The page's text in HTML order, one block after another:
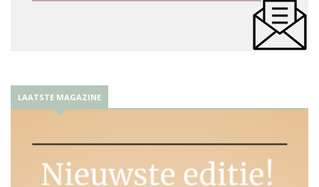
LAATSTE MAGAZINE